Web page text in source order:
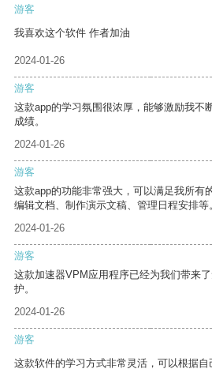
游客
我喜欢这个软件 作者加油
2024-01-26
游客
这款app的学习氛围很浓厚，能够激励我不
成绩。
2024-01-26
游客
这款app的功能非常强大，可以满足我所有
编辑文档、制作演示文稿、管理日程安排等
2024-01-26
游客
这款加速器VPM应用程序已经为我们带来
护。
2024-01-26
游客
这款软件的学习方式非常灵活，可以根据自